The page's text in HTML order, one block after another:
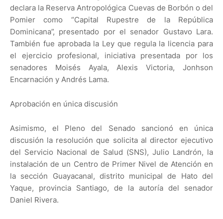
declara la Reserva Antropológica Cuevas de Borbón o del
Pomier como “Capital Rupestre de la República
Dominicana”, presentado por el senador Gustavo Lara.
También fue aprobada la Ley que regula la licencia para
el ejercicio profesional, iniciativa presentada por los
senadores Moisés Ayala, Alexis Victoria, Jonhson
Encarnación y Andrés Lama.
Aprobación en única discusión
Asimismo, el Pleno del Senado sancionó en única
discusión la resolución que solicita al director ejecutivo
del Servicio Nacional de Salud (SNS), Julio Landrón, la
instalación de un Centro de Primer Nivel de Atención en
la sección Guayacanal, distrito municipal de Hato del
Yaque, provincia Santiago, de la autoría del senador
Daniel Rivera.